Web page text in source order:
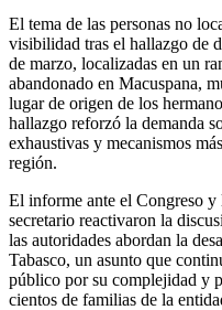
El tema de las personas no
visibilidad tras el hallazgo de
de marzo, localizadas en un
abandonado en Macuspana,
lugar de origen de los
hallazgo reforzó la demanda
exhaustivas y mecanismos
región.
El informe ante el Congreso y
secretario reactivaron la
las autoridades abordan la
Tabasco, un asunto que
público por su complejidad y
cientos de familias de la